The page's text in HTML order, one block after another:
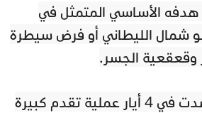
الأساسي المتمثل في
شمال الليطاني أو فرض سيطرة
الجسر.
وكانت المقاومة رصدت في 4 أيار عملية تقدم كبيرة